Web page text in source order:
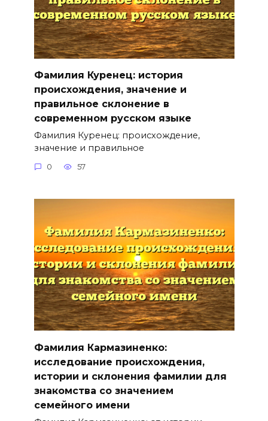
Фамилия Куренец: история
происхождения, значение и
правильное склонение в
современном русском языке
Фамилия Куренец: происхождение,
значение и правильное
0 57
Фамилия Кармазиненко:
исследование происхождения,
истории и склонения фамилии для
знакомства со значением
семейного имени